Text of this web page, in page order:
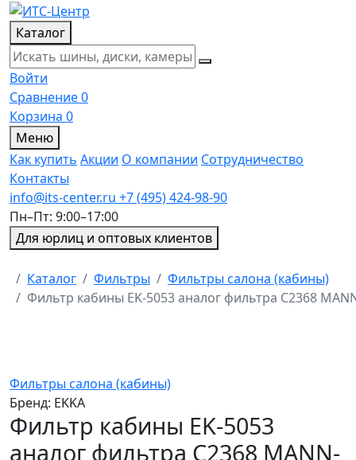
Каталог
Войти
Сравнение0
Корзина 0
Меню
Как купить Акции О компании Сотрудничество
Контакты
info@its-center.ru +7 (495) 424-98-90
Пн–Пт: 9:00–17:00
Для юрлиц и оптовых клиентов
Главная
Каталог Фильтры
Фильтры салона (кабины)
Фильтр кабины EK-5053 аналог фильтра C2368
Фильтры салона (кабины)
Бренд: EKKA
Фильтр кабины EK-5053
аналог фильтра C2368 MANN-